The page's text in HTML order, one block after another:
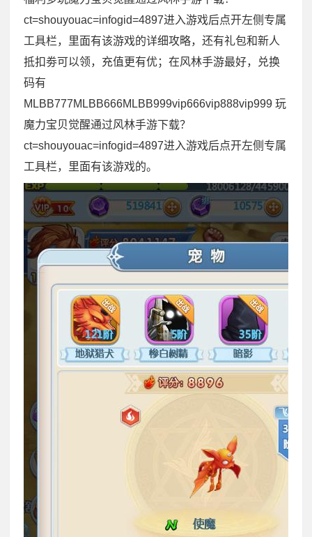
ct=shouyouac=infogid=4897进入游戏后点开左侧专属
工具栏，里面有该游戏的详细攻略，还有礼包和新人
抵扣劵可以领，充值更有优；在风林手游最好，兑换
码有
MLBB777MLBB666MLBB999vip666vip888vip999 玩
魔力宝贝觉醒通过风林手游下载？
ct=shouyouac=infogid=4897进入游戏后点开左侧专属
工具栏，里面有该游戏的。